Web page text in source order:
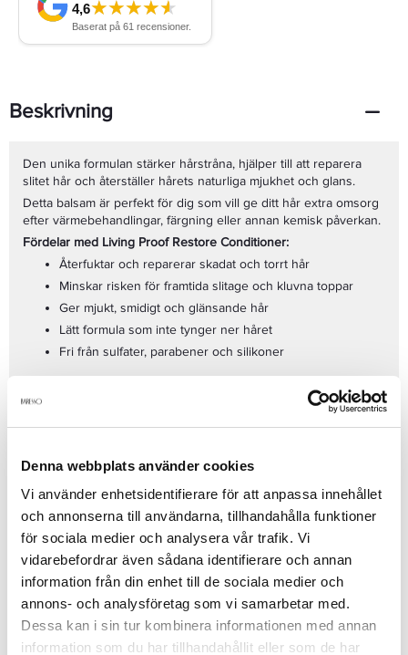
Denna webbplats använder cookies
Vi använder enhetsidentifierare för att anpassa innehållet
och annonserna till användarna, tillhandahålla funktioner
för sociala medier och analysera vår trafik. Vi
vidarebefordrar även sådana identifierare och annan
information från din enhet till de sociala medier och
annons- och analysföretag som vi samarbetar med.
Dessa kan i sin tur kombinera informationen med annan
information som du har tillhandahållit eller som de har
Beskrivning
Den unika formulan stärker hårstråna, hjälper till att reparera
slitet hår och återställer hårets naturliga mjukhet och glans.
Detta balsam är perfekt för dig som vill ge ditt hår extra omsorg
efter värmebehandlingar, färgning eller annan kemisk påverkan.
Fördelar med Living Proof Restore Conditioner:
Återfuktar och reparerar skadat och torrt hår
Minskar risken för framtida slitage och kluvna toppar
Ger mjukt, smidigt och glänsande hår
Lätt formula som inte tynger ner håret
Fri från sulfater, parabener och silikoner
schamponering. Låt verka i 1-3 minuter och skölj noggrant. För
bästa resultat, använd tillsammans med Restore Shampoo.
Produktdetaljer
Recensioner